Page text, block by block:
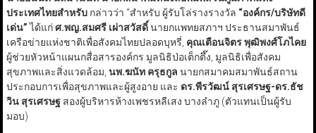
ประเทศไทยสำหรับกล่าวว่า “สำหรับ ผู้รับโล่รางรางวัล “องค์กร/บริษัทดี
เด่น”ได้แก่ศ.พญ.สมศรี เผ่าสวัสดิ์นายกแพทยสภาฯ ประธานสมาพันธ์
เครือข่ายแห่งชาติเพื่อสังคมไทยปลอดบุหรี่, คุณเตือนจิตร พุฒิพงศ์โภไคย
ผู้ช่วยหัวหน้าแผนกสื่อสารองค์กร มูลนิธิป่อเต็กตึ๊ง, มูลนิธิเพื่อสังคม
สุขภาพและสิ่งแวดล้อม, นพ.ฆนัท ครุธกูล นายกสมาคมสมาพันธ์สถาน
ประกอบการเพื่อสุขภาพและผู้สูงอาย และ ดร.พีรวัฒน์ สุรเศรษฐ-ดร.ธัช
วิน สุรเศรษฐสองผู้บริหารห้างเพชรหลีเสง บางลำภู (ตัวแทนเป็นผู้รับ
มอบ)